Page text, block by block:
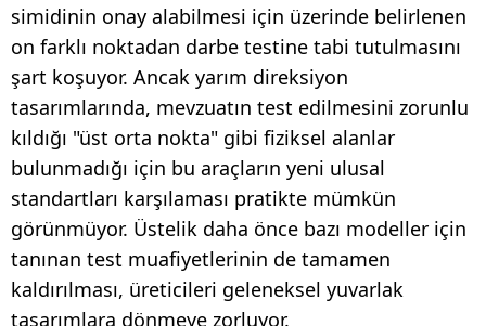
simidinin onay alabilmesi için üzerinde belirlenen
on farklı noktadan darbe testine tabi tutulmasını
şart koşuyor. Ancak yarım direksiyon
tasarımlarında, mevzuatın test edilmesini zorunlu
kıldığı "üst orta nokta" gibi fiziksel alanlar
bulunmadığı için bu araçların yeni ulusal
standartları karşılaması pratikte mümkün
görünmüyor. Üstelik daha önce bazı modeller için
tanınan test muafiyetlerinin de tamamen
kaldırılması, üreticileri geleneksel yuvarlak
tasarımlara dönmeye zorluyor.